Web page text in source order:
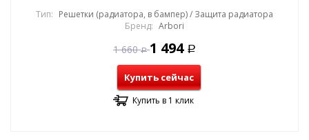
Тип: Решетки (радиатора, в бампер) / Защита радиатора
Бренд: Arbori
1 660 Р 1 494 Р
Купить сейчас
Купить в 1 клик